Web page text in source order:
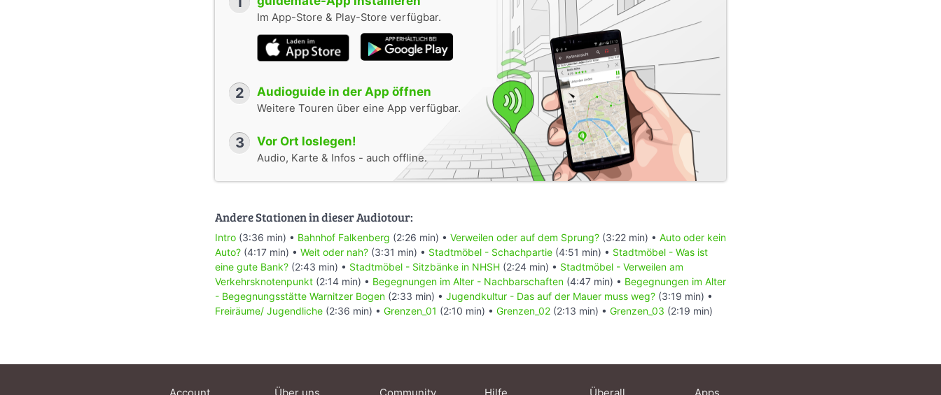
Im App-Store & Play-Store verfügbar.
2 Audioguide in der App öffnen
Weitere Touren über eine App verfügbar.
3 Vor Ort loslegen!
Audio, Karte & Infos - auch offline.
Andere Stationen in dieser Audiotour:
Intro (3:36 min) • Bahnhof Falkenberg (2:26 min) • Verweilen oder auf dem Sprung? (3:22 min) • Auto oder kein
Auto? (4:17 min) • Weit oder nah? (3:31 min) • Stadtmöbel - Schachpartie (4:51 min) • Stadtmöbel - Was ist
eine gute Bank? (2:43 min) • Stadtmöbel - Sitzbänke in NHSH (2:24 min) • Stadtmöbel - Verweilen am
Verkehrsknotenpunkt (2:14 min) • Begegnungen im Alter - Nachbarschaften (4:47 min) • Begegnungen im Alter
- Begegnungsstätte Warnitzer Bogen (2:33 min) • Jugendkultur - Das auf der Mauer muss weg? (3:19 min) •
Freiräume/ Jugendliche (2:36 min) • Grenzen_01 (2:10 min) • Grenzen_02 (2:13 min) • Grenzen_03 (2:19 min)